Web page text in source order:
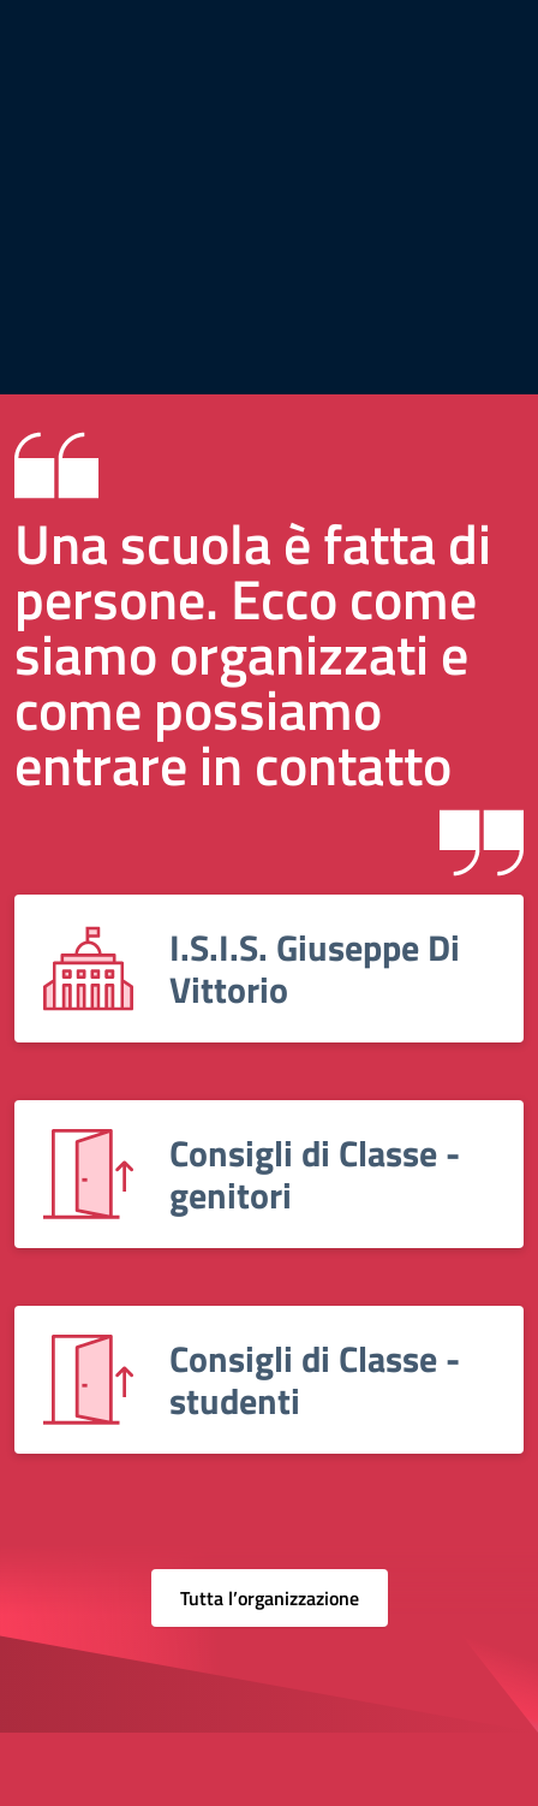
Una scuola è fatta di
persone. Ecco come
siamo organizzati e
come possiamo
entrare in contatto
I.S.I.S. Giuseppe Di
Vittorio
Consigli di Classe -
genitori
Consigli di Classe -
studenti
Tutta l’organizzazione